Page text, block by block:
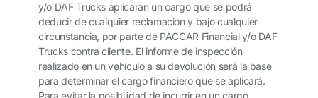
y/o DAF Trucks aplicarán un cargo que se podrá
deducir de cualquier reclamación y bajo cualquier
circunstancia, por parte de PACCAR Financial y/o DAF
Trucks contra cliente. El informe de inspección
realizado en un vehículo a su devolución será la base
para determinar el cargo financiero que se aplicará.
Para evitar la posibilidad de incurrir en un cargo